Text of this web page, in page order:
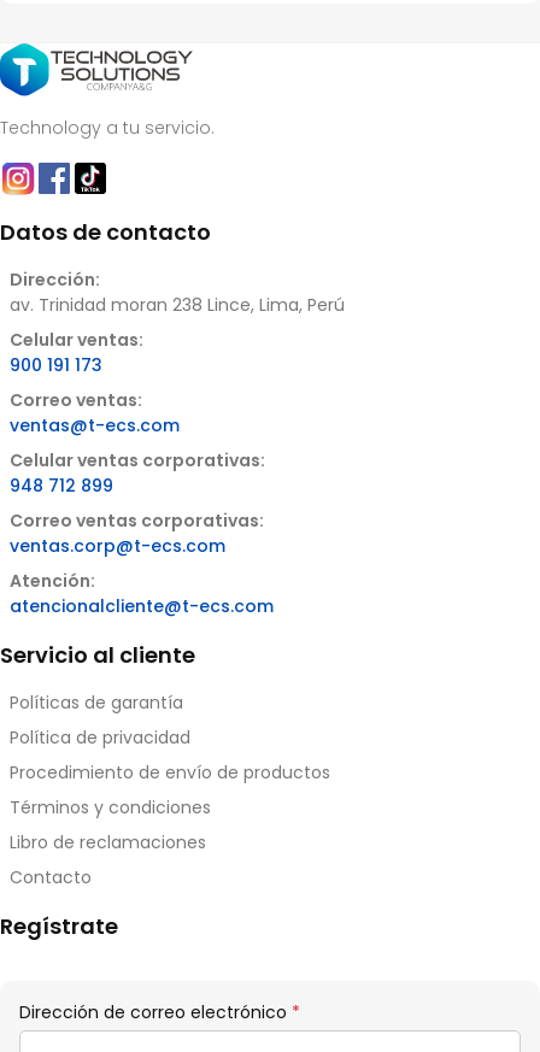
Technology a tu servicio.
Datos de contacto
Dirección:
av. Trinidad moran 238 Lince, Lima, Perú
Celular ventas:
900 191 173
Correo ventas:
ventas@t-ecs.com
Celular ventas corporativas:
948 712 899
Correo ventas corporativas:
ventas.corp@t-ecs.com
Atención:
atencionalcliente@t-ecs.com
Servicio al cliente
Políticas de garantía
Política de privacidad
Procedimiento de envío de productos
Términos y condiciones
Libro de reclamaciones
Contacto
Regístrate
Dirección de correo electrónico *